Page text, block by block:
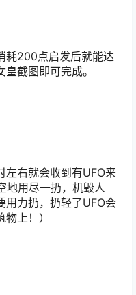
耗200点启发后就能达
截图即可完成。
左右就会收到有UFO来
地用尽一扔，机毁人
用力扔，扔轻了UFO会
上！）